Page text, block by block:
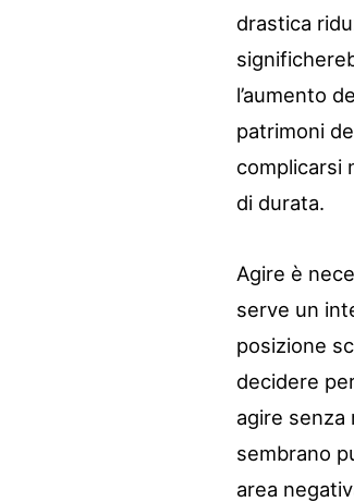
drastica
l’aumento
patrimoni
complicarsi
di durata.
Agire è
serve un
posizione
decidere
agire senza
sembrano
area